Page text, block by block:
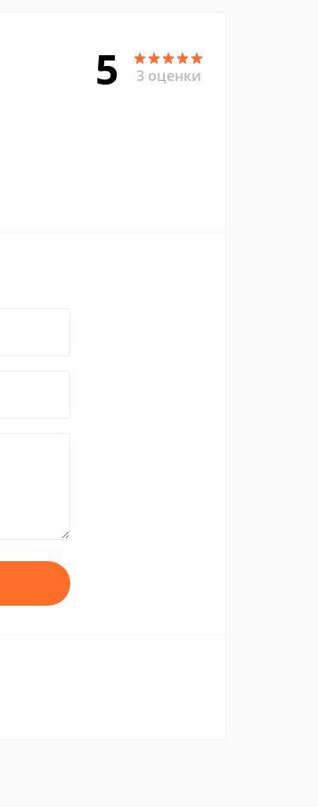
5 3 оценки